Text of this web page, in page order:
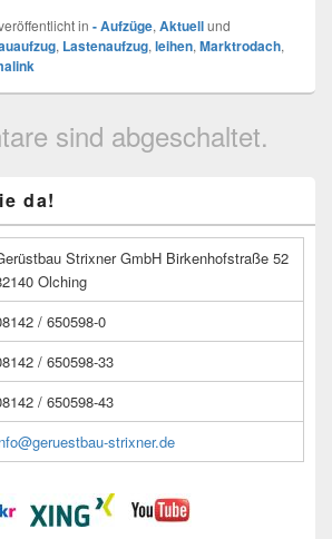
in - Aufzüge, Aktuellund
, Lastenaufzug, leihen, Marktrodach,
sind abgeschaltet.
da!
Strixner GmbH Birkenhofstraße 52
Olching
/ 650598-0
/ 650598-33
/ 650598-43
strixner.de